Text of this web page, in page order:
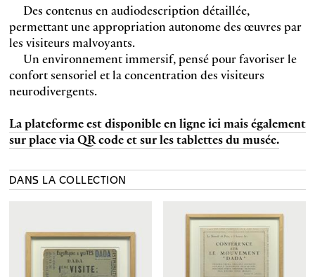
Des contenus en audiodescription détaillée,
permettant une appropriation autonome des œuvres par
les visiteurs malvoyants.
Un environnement immersif, pensé pour favoriser le
confort sensoriel et la concentration des visiteurs
neurodivergents.
La plateforme est disponible en ligne ici mais également
sur place via QR code et sur les tablettes du musée.
DANS LA COLLECTION